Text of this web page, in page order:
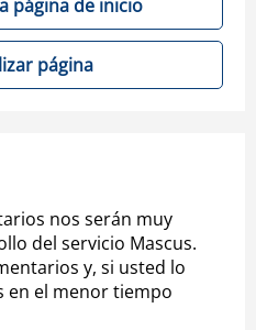
página de inicio
página
nos serán muy
del servicio Mascus.
y, si usted lo
en el menor tiempo